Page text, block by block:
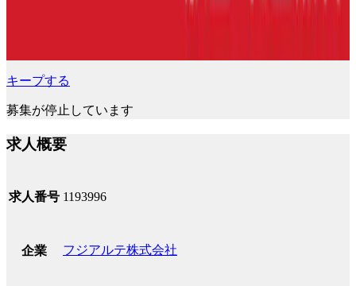
キープする
募集が停止しています
求人概要
求人番号 1193996
企業 フジアルテ株式会社